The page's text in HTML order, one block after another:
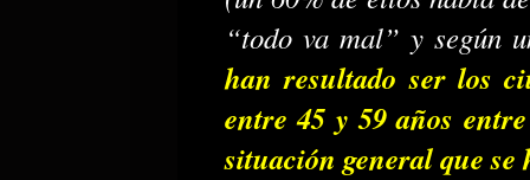
“todo va mal” y según
han resultado ser los
entre 45 y 59 años
situación general que se